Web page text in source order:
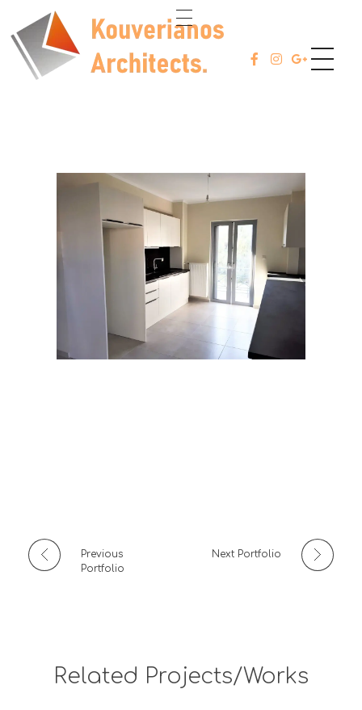
ABOUT
CONTACT
Previous
Portfolio
Next Portfolio
Related Projects/Works